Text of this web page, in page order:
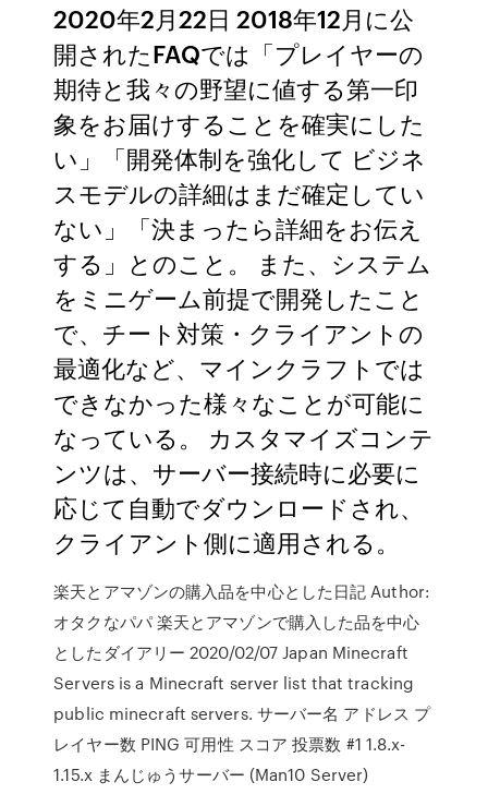
2020年2月22日 2018年12月に公
開されたFAQでは「プレイヤーの
期待と我々の野望に値する第一印
象をお届けすることを確実にした
い」「開発体制を強化して ビジネ
スモデルの詳細はまだ確定してい
ない」「決まったら詳細をお伝え
する」とのこと。 また、システム
をミニゲーム前提で開発したこと
で、チート対策・クライアントの
最適化など、マインクラフトでは
できなかった様々なことが可能に
なっている。 カスタマイズコンテ
ンツは、サーバー接続時に必要に
応じて自動でダウンロードされ、
クライアント側に適用される。
楽天とアマゾンの購入品を中心とした日記 Author:
オタクなパパ 楽天とアマゾンで購入した品を中心
としたダイアリー 2020/02/07 Japan Minecraft
Servers is a Minecraft server list that tracking
public minecraft servers. サーバー名 アドレス プ
レイヤー数 PING 可用性 スコア 投票数 #1 1.8.x-
1.15.x まんじゅうサーバー (Man10 Server)